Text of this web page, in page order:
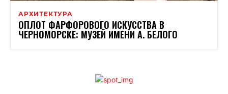
АРХИТЕКТУРА
ОПЛОТ ФАРФОРОВОГО ИСКУССТВА В
ЧЕРНОМОРСКЕ: МУЗЕЙ ИМЕНИ А. БЕЛОГО